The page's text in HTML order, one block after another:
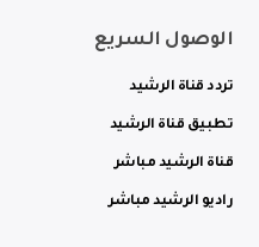
الوصول السريع
تردد قناة الرشيد
تطبيق قناة الرشيد
قناة الرشيد مباشر
راديو الرشيد مباشر